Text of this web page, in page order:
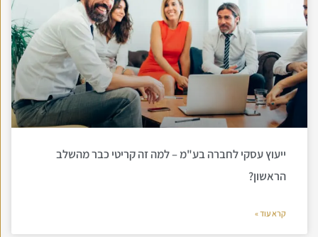
ייעוץ עסקי לחברה בע"מ – למה זה קריטי כבר מהשלב
הראשון?
קרא עוד »